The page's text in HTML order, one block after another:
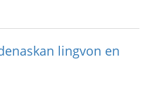
lingvon en